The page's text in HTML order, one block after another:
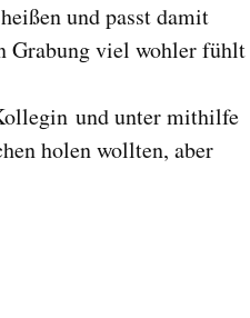
heißen und passt damit
Grabung viel wohler fühlt
und unter mithilfe
holen wollten, aber